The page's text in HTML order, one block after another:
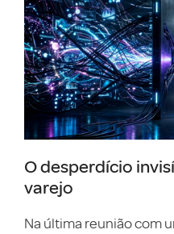
O desperdício
varejo
Na última reunião com